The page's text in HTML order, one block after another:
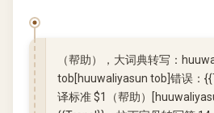
（帮助），大词典转写：
tob[huuwaliyasun tob]错误：
译标准 $1（帮助）